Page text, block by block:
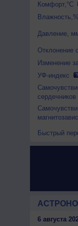
Комфорт,°C
Влажность,%
Давление,
Отклонение
Изменение
УФ-индекс
сердечников
Быстрый
6 августа